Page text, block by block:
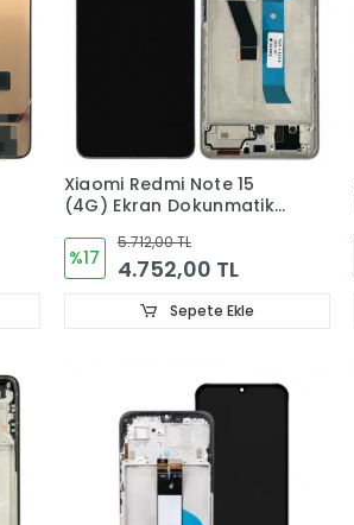
Xiaomi Redmi Note 15
(4G) Ekran Dokunmatik
%17
5.712,00 TL
4.752,00 TL
Sepete Ekle